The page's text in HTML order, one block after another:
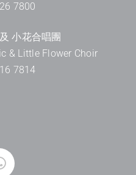
7800
小花合唱團
& Little Flower Choir
7814